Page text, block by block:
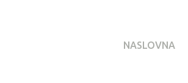
NASLOVNA